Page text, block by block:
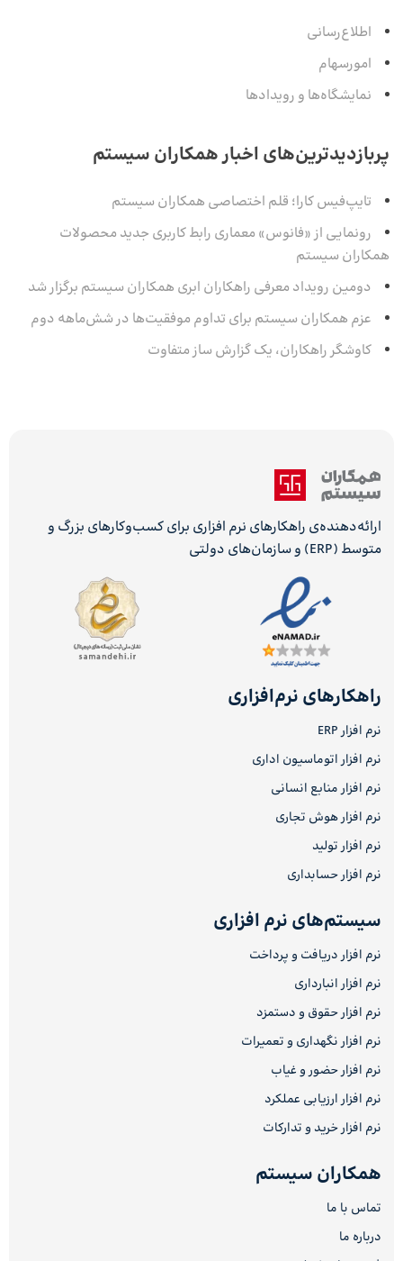
اطلاع‌رسانی
امورسهام
نمایشگاه‌ها و رویدادها
پربازدیدترین‌های اخبار همکاران سیستم
تایپ‌فیس کارا؛ قلم اختصاصی همکاران سیستم
رونمایی از «فانوس» معماری رابط کاربری جدید محصولات
همکاران سیستم
دومین رویداد معرفی راهکاران ابری همکاران سیستم برگزار شد
عزم همکاران سیستم برای تداوم موفقیت‌ها در شش‌ماهه‌ دوم
کاوشگر راهکاران، یک گزارش ساز متفاوت
ارائه‌دهنده‌ی راهکارهای نرم افزاری برای کسب‌وکارهای بزرگ و
متوسط (ERP) و سازمان‌های دولتی
راهکارهای نرم‌افزاری
نرم افزار ERP
نرم افزار اتوماسیون اداری
نرم افزار منابع انسانی
نرم افزار هوش تجاری
نرم افزار تولید
نرم افزار حسابداری
سیستم‌های نرم افزاری
نرم افزار دریافت و پرداخت
نرم افزار انبارداری
نرم افزار حقوق و دستمزد
نرم افزار نگهداری و تعمیرات
نرم افزار حضور و غیاب
نرم افزار ارزیابی عملکرد
نرم افزار خرید و تدارکات
همکاران سیستم
تماس با ما
درباره ما